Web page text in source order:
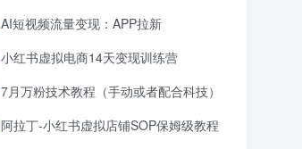
AI短视频流量变现：APP拉新
小红书虚拟电商14天变现训练营
7月万粉技术教程（手动或者配合科技）
阿拉丁-小红书虚拟店铺SOP保姆级教程